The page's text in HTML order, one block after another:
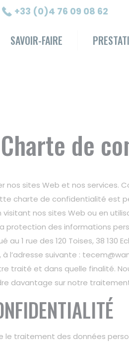
+33 (0)4 76 09 08 62
SAVOIR-FAIRE
de
nos sites Web et nos services.
charte de confidentialité est
nos sites Web ou en
des informations
1 rue des 120 Toises, 38 130
suivante :
traité et dans quelle finalité.
davantage sur notre
traitement des données